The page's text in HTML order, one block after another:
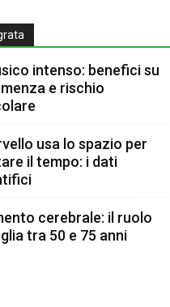
intenso: benefici su
e rischio
usa lo spazio per
il tempo: i dati
cerebrale: il ruolo
tra 50 e 75 anni